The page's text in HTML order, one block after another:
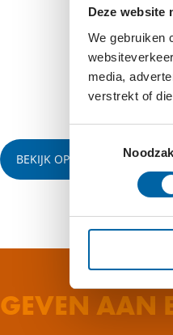
Deze website
We gebruiken
media,
verstrekt of
BEKIJK OP YOUTUBE
GEVEN AAN